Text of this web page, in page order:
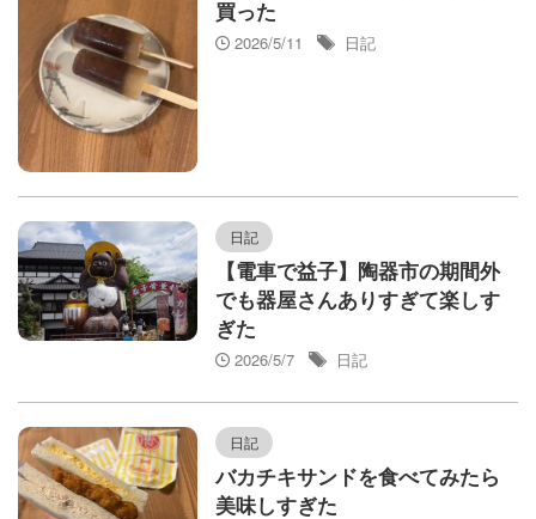
買った
2026/5/11
日記
日記
【電車で益子】陶器市の期間外
でも器屋さんありすぎて楽しす
ぎた
2026/5/7
日記
日記
バカチキサンドを食べてみたら
美味しすぎた